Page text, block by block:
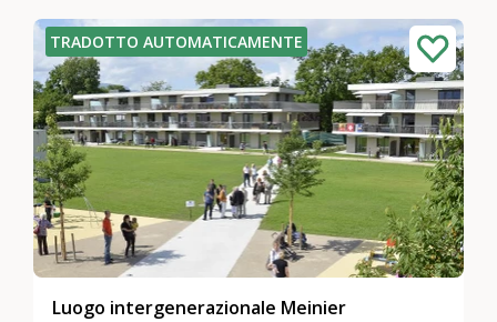
TRADOTTO AUTOMATICAMENTE
Luogo intergenerazionale Meinier